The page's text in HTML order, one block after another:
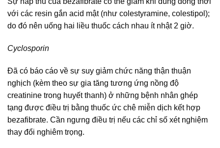
với các resin gắn acid mật (như colestyramine, colestipol);
do đó nên uống hai liều thuốc cách nhau ít nhật 2 giờ.
Cyclosporin
Đã có báo cáo về sự suy giảm chức năng thận thuận
nghịch (kèm theo sự gia tăng tương ứng nồng độ
creatinine trong huyết thanh) ở những bệnh nhân ghép
tạng được điều trị bằng thuốc ức chê miễn dịch kết hợp
bezafibrate. Cần ngưng điều trị nếu các chỉ số xét nghiệm
thay đổi nghiêm trọng.